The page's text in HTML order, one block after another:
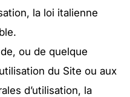
la loi italienne
ou de quelque
du Site ou aux
d’utilisation, la